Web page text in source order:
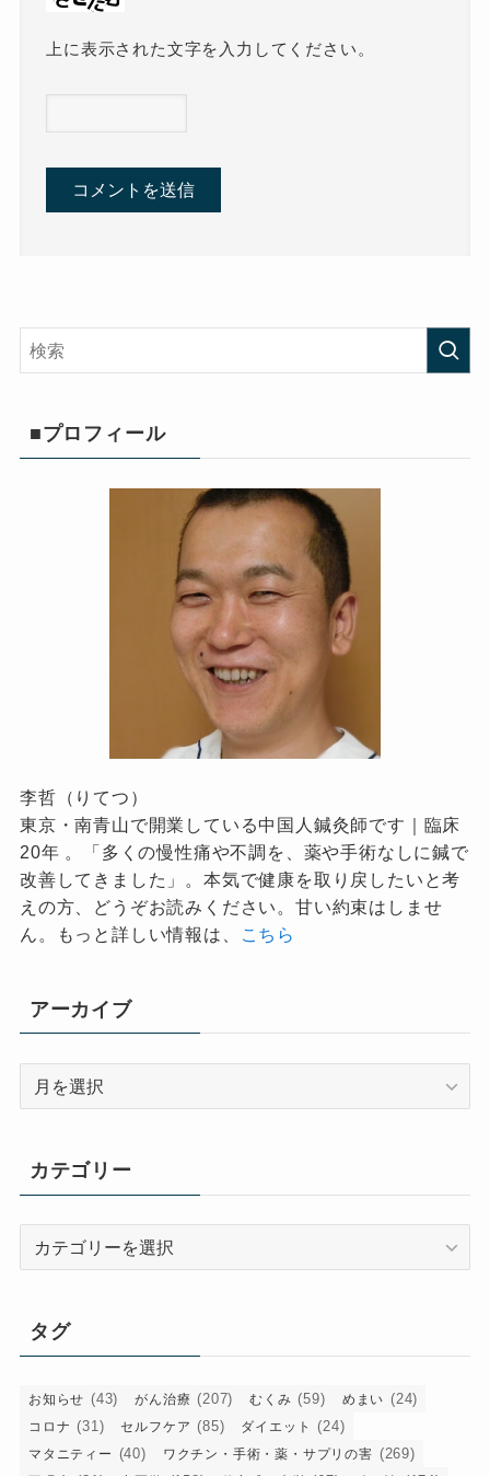
上に表示された文字を入力してください。
■プロフィール
李哲（りてつ）
東京・南青山で開業している中国人鍼灸師です｜臨床
20年 。「多くの慢性痛や不調を、薬や手術なしに鍼で
改善してきました」。本気で健康を取り戻したいと考
えの方、どうぞお読みください。甘い約束はしませ
ん。もっと詳しい情報は、
こちら
アーカイブ
ブ
カテゴリー
ー
タグ
お知らせ (43) がん治療 (207) むくみ (59) めまい (24)
コロナ (31) セルフケア (85) ダイエット (24)
マタニティー (40) ワクチン・手術・薬・サプリの害 (269)